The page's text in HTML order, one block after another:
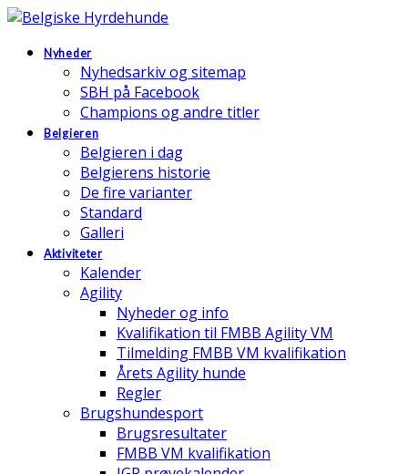
Nyheder
Nyhedsarkiv og sitemap
SBH på Facebook
Champions og andre titler
Belgieren
Belgieren i dag
Belgierens historie
De fire varianter
Standard
Galleri
Aktiviteter
Kalender
Agility
Nyheder og info
Kvalifikation til FMBB Agility VM
Tilmelding FMBB VM kvalifikation
Årets Agility hunde
Regler
Brugshundesport
Brugsresultater
FMBB VM kvalifikation